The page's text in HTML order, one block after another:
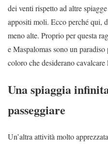
dei venti rispetto ad altre
appositi moli. Ecco perché qui,
meno alte. Proprio per questa
e Maspalomas sono un
coloro che desiderano
Una spiaggia
passeggiare
Un’altra attività molto